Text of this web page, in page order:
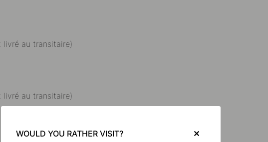
WOULD YOU RATHER VISIT?
au transitaire)
au transitaire)